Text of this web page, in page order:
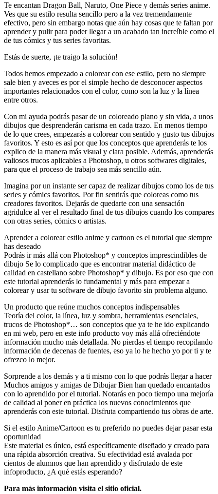
Te encantan Dragon Ball, Naruto, One Piece y demás series anime.
Ves que su estilo resulta sencillo pero a la vez tremendamente
efectivo, pero sin embargo notas que aún hay cosas que te faltan por
aprender y pulir para poder llegar a un acabado tan increíble como el
de tus cómics y tus series favoritas.
Estás de suerte, ¡te traigo la solución!
Todos hemos empezado a colorear con ese estilo, pero no siempre
sale bien y aveces es por el simple hecho de desconocer aspectos
importantes relacionados con el color, como son la luz y la línea
entre otros.
Con mi ayuda podrás pasar de un coloreado plano y sin vida, a unos
dibujos que desprenderán carisma en cada trazo. En menos tiempo
de lo que crees, empezarás a colorear con sentido y gusto tus dibujos
favoritos. Y esto es así por que los conceptos que aprenderás te los
explico de la manera más visual y clara posible. Además, aprenderás
valiosos trucos aplicables a Photoshop, u otros softwares digitales,
para que el proceso de trabajo sea más sencillo aún.
Imagina por un instante ser capaz de realizar dibujos como los de tus
series y cómics favoritos. Por fin sentirás que coloreas como tus
creadores favoritos. Dejarás de quedarte con una sensación
agridulce al ver el resultado final de tus dibujos cuando los compares
con otras series, cómics o artistas.
Aprender a colorear estilo anime y cartoon es el tutorial que siempre
has deseado
Podrás ir más allá con Photoshop* y conceptos imprescindibles de
dibujo Se lo complicado que es encontrar material didáctico de
calidad en castellano sobre Photoshop* y dibujo. Es por eso que con
este tutorial aprenderás lo fundamental y más para empezar a
colorear y usar tu software de dibujo favorito sin problema alguno.
Un producto que reúne muchos conceptos indispensables
Teoría del color, la línea, luz y sombra, herramientas esenciales,
trucos de Photoshop*… son conceptos que ya te he ido explicando
en mi web, pero en este info producto voy más allá ofreciéndote
información mucho más detallada. No pierdas el tiempo recopilando
información de decenas de fuentes, eso ya lo he hecho yo por ti y te
ofrezco lo mejor.
Sorprende a los demás y a ti mismo con lo que podrás llegar a hacer
Muchos amigos y amigas de Dibujar Bien han quedado encantados
con lo aprendido por el tutorial. Notarás en poco tiempo una mejoría
de calidad al poner en práctica los nuevos conocimientos que
aprenderás con este tutorial. Disfruta compartiendo tus obras de arte.
Si el estilo Anime/Cartoon es tu preferido no puedes dejar pasar esta
oportunidad
Este material es único, está específicamente diseñado y creado para
una rápida absorción creativa. Su efectividad está avalada por
cientos de alumnos que han aprendido y disfrutado de este
infoproducto, ¿A qué estás esperando?
Para más información visita el sitio oficial.